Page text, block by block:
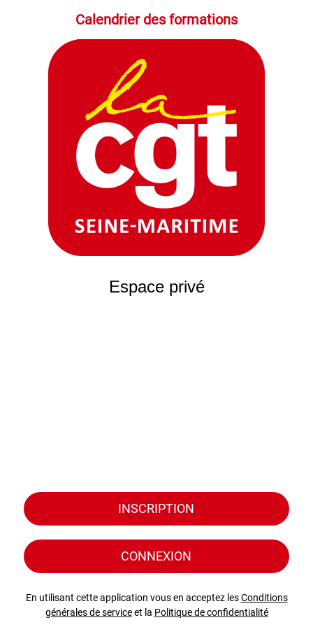
Calendrier des formations
Espace privé
INSCRIPTION
CONNEXION
En utilisant cette application vous en acceptez lesConditions
générales de serviceet la Politique de confidentialité